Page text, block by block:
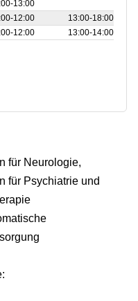
13:00‑18:00
13:00‑14:00
für Neurologie,
für Psychiatrie und